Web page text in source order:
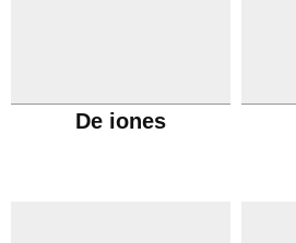
De iones